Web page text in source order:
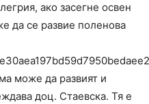
ако засегне освен
да се развие поленова
може да развият и
доц. Стаевска. Тя е